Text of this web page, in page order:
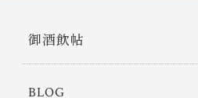
御酒飲帖
BLOG